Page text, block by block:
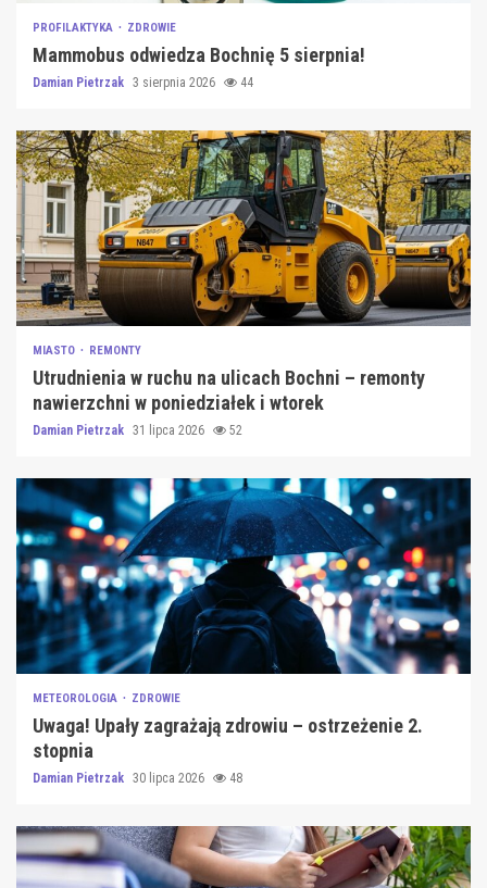
PROFILAKTYKA ZDROWIE
Mammobus odwiedza Bochnię 5 sierpnia!
Damian Pietrzak 3 sierpnia 2026 44
MIASTO REMONTY
Utrudnienia w ruchu na ulicach Bochni – remonty
nawierzchni w poniedziałek i wtorek
Damian Pietrzak 31 lipca 2026 52
METEOROLOGIA ZDROWIE
Uwaga! Upały zagrażają zdrowiu – ostrzeżenie 2.
stopnia
Damian Pietrzak 30 lipca 2026 48